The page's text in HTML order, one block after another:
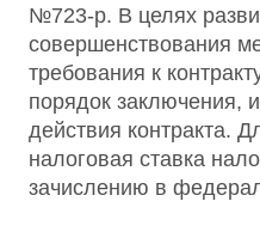
№723-р. В целях
совершенствования
требования к
порядок заключения,
действия контракта.
налоговая ставка
зачислению в